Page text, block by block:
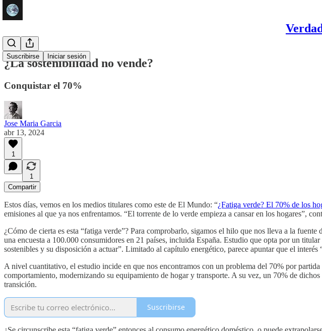
Suscribirse Iniciar sesión
¿La sostenibilidad no vende?
Conquistar el 70%
Jose Maria Garcia
abr 13, 2024
1
1
Compartir
Estos días, vemos en los medios titulares como este de El Mundo: “¿Fatiga verde? El 70% de los
emisiones al que ya nos enfrentamos. “El torrente de lo verde empieza a cansar en los hogares”,
¿Cómo de cierta es esta “fatiga verde”? Para comprobarlo, sigamos el hilo que nos lleva a la fuente
una encuesta a 100.000 consumidores en 21 países, incluida España. Estudio que opta por un
sostenibles y su disposición a actuar”. Limitado al capítulo energético, parece apuntar que el
A nivel cuantitativo, el estudio incide en que nos encontramos con un problema del 70% por
comportamiento, modernizando su equipamiento de hogar y transporte. A su vez, un 70% de
transición.
Suscribirse